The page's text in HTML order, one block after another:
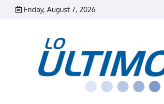
Friday, August 7, 2026